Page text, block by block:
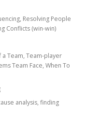
Resolving People
Conflicts (win-win)
Team, Team-player
Team Face, When To
analysis, finding